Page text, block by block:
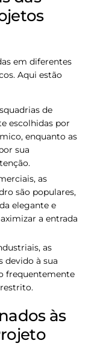
em diferentes
Aqui estão
de
escolhidas por
enquanto as
sua
as
são populares,
elegante e
a entrada
as
devido à sua
frequentemente
restrito.
às